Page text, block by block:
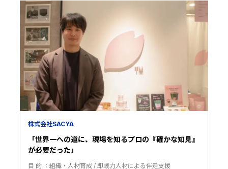
株式会社SACYA
「世界一への道に、現場を知るプロの『確かな知見』
が必要だった」
目 的 組織・人材育成
即戦力人材による伴走支援